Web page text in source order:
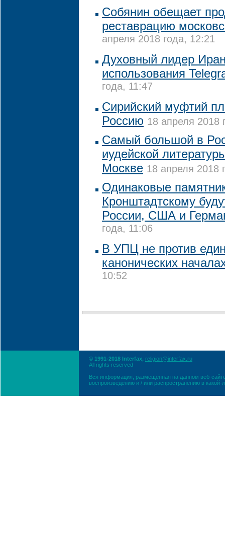
Собянин обещает
реставрацию
апреля 2018 года, 12:21
Духовный лидер
использования
года, 11:47
Сирийский муфтий
Россию 18 апреля 2018
Самый большой в
иудейской
Москве 18 апреля 2018
Одинаковые
Кронштадтскому
России, США и
года, 11:06
В УПЦ не против
канонических
10:52
© 1991-2018 Interfax, religion@interfax.ru
All rights reserved
Вся информация, размещенная на данном веб-
воспроизведению и / или распространению в